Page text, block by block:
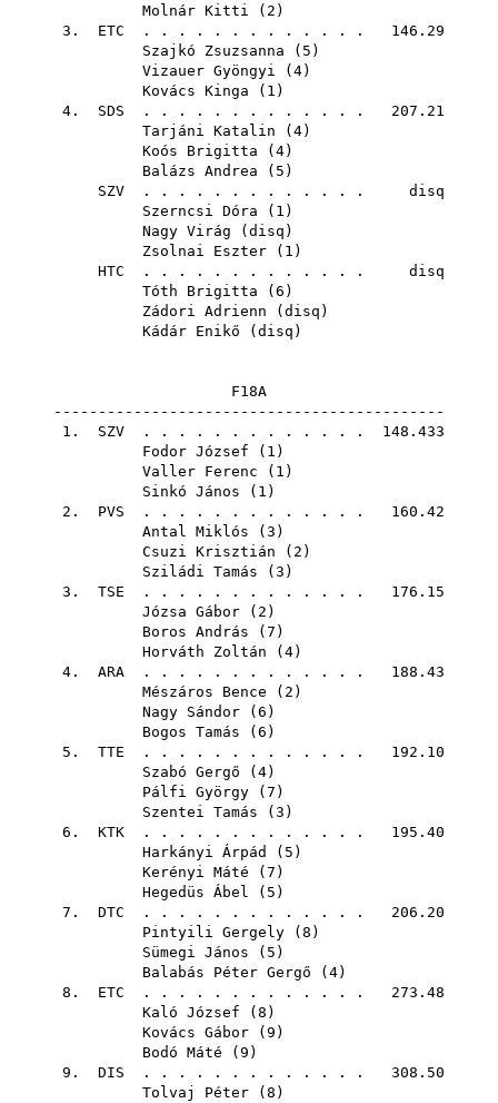
Molnár Kitti ( 2 )
3. ETC . . . . . . . . . . . . . 146.29
Szajkó Zsuzsanna ( 5 )
Vizauer Gyöngyi ( 4)
Kovács Kinga ( 1 )
4. SDS . . . . . . . . . . . . . 207.21
Tarjáni Katalin ( 4)
Koós Brigitta ( 4)
Balázs Andrea ( 5 )
SZV . . . . . . . . . . . . . disq
Szerncsi Dóra ( 1 )
Nagy Virág ( disq )
Zsolnai Eszter ( 1 )
HTC . . . . . . . . . . . . . disq
Tóth Brigitta ( 6 )
Zádori Adrienn ( disq )
Kádár Enikő ( disq )
F18A
--------------------------------------------
1. SZV . . . . . . . . . . . . . 148.433
Fodor József ( 1 )
Valler Ferenc ( 1 )
Sinkó János ( 1 )
2. PVS . . . . . . . . . . . . . 160.42
Antal Miklós ( 3 )
Csuzi Krisztián ( 2 )
Sziládi Tamás ( 3 )
3. TSE . . . . . . . . . . . . . 176.15
Józsa Gábor ( 2 )
Boros András ( 7 )
Horváth Zoltán ( 4)
4. ARA . . . . . . . . . . . . . 188.43
Mészáros Bence ( 2 )
Nagy Sándor ( 6 )
Bogos Tamás ( 6 )
5. TTE . . . . . . . . . . . . . 192.10
Szabó Gergő ( 4)
Pálfi György ( 7 )
Szentei Tamás ( 3 )
6. KTK . . . . . . . . . . . . . 195.40
Harkányi Árpád
( 5 )
Kerényi Máté ( 7 )
Hegedüs Ábel ( 5 )
7. DTC . . . . . . . . . . . . . 206.20
Pintyili Gergely ( 8 )
Sümegi János ( 5 )
Balabás Péter Gergő ( 4)
8. ETC . . . . . . . . . . . . . 273.48
Kaló József ( 8 )
Kovács Gábor ( 9 )
Bodó Máté ( 9 )
9. DIS . . . . . . . . . . . . . 308.50
Tolvaj Péter ( 8 )